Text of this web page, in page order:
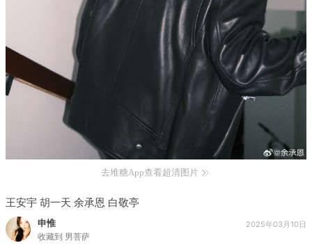
去堆糖App查看超清图片
王安宇 胡一天 余承恩 白敬亭
申惟
收藏到 男菩萨
2025年03月10日